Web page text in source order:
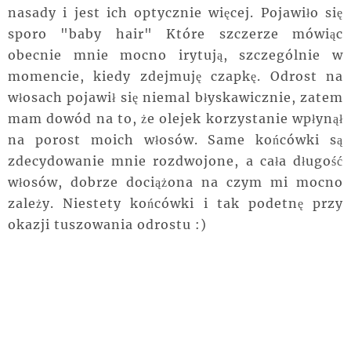
nasady i jest ich optycznie więcej. Pojawiło się
sporo "baby hair" Które szczerze mówiąc
obecnie mnie mocno irytują, szczególnie w
momencie, kiedy zdejmuję czapkę. Odrost na
włosach pojawił się niemal błyskawicznie, zatem
mam dowód na to, że olejek korzystanie wpłynął
na porost moich włosów. Same końcówki są
zdecydowanie mnie rozdwojone, a cała długość
włosów, dobrze dociążona na czym mi mocno
zależy. Niestety końcówki i tak podetnę przy
okazji tuszowania odrostu :)